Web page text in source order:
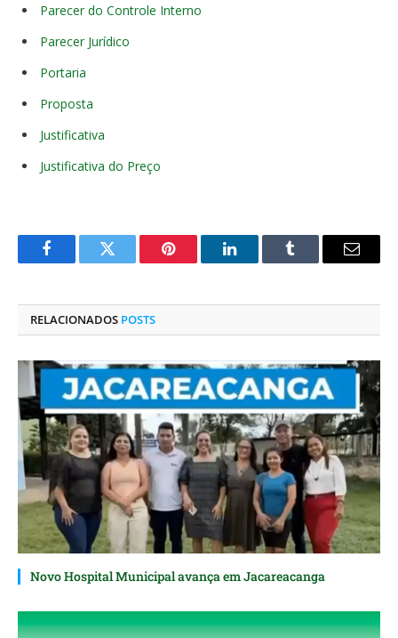
Parecer do Controle Interno
Parecer Jurídico
Portaria
Proposta
Justificativa
Justificativa do Preço
FacebookTwitter Pinterest O
Tumblr
E-
RELACIONADOS POSTS
Novo Hospital Municipal avança em Jacareacanga